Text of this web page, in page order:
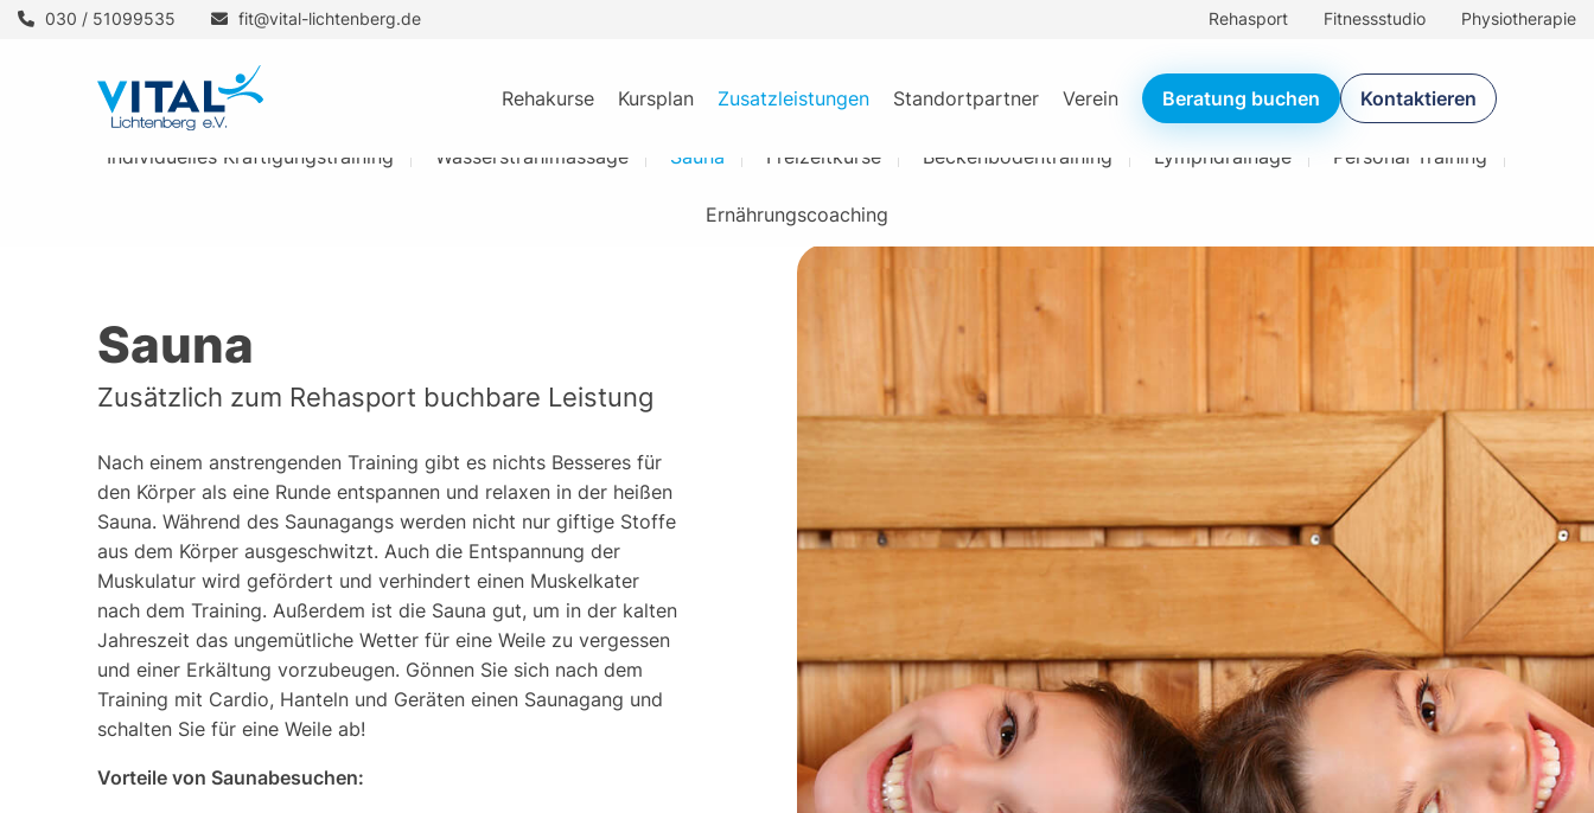
030 / 51099535 fit@vital-lichtenberg.de Rehasport Fitnessstudio Physiotherapie
Rehakurse Kursplan Zusatzleistungen Standortpartner Verein Beratung buchen Kontaktieren
Individuelles Kräftigungstraining Wasserstrahlmassage Sauna Freizeitkurse Beckenbodentraining Lymphdrainage Personal Training
Ernährungscoaching
Sauna
Zusätzlich zum Rehasport buchbare Leistung
Nach einem anstrengenden Training gibt es nichts Besseres für
den Körper als eine Runde entspannen und relaxen in der heißen
Sauna. Während des Saunagangs werden nicht nur giftige Stoffe
aus dem Körper ausgeschwitzt. Auch die Entspannung der
Muskulatur wird gefördert und verhindert einen Muskelkater
nach dem Training. Außerdem ist die Sauna gut, um in der kalten
Jahreszeit das ungemütliche Wetter für eine Weile zu vergessen
und einer Erkältung vorzubeugen. Gönnen Sie sich nach dem
Training mit Cardio, Hanteln und Geräten einen Saunagang und
schalten Sie für eine Weile ab!
Vorteile von Saunabesuchen: